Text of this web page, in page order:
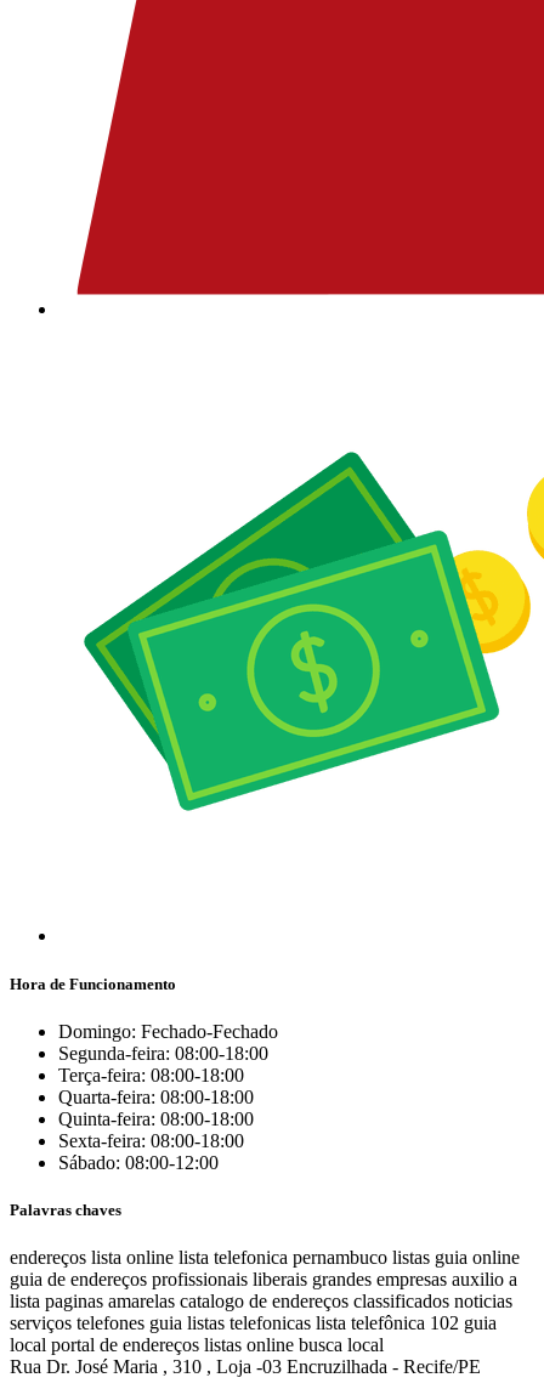
Hora de Funcionamento
Domingo: Fechado-Fechado
Segunda-feira: 08:00-18:00
Terça-feira: 08:00-18:00
Quarta-feira: 08:00-18:00
Quinta-feira: 08:00-18:00
Sexta-feira: 08:00-18:00
Sábado: 08:00-12:00
Palavras chaves
endereços lista online lista telefonica pernambuco listas guia online
guia de endereços profissionais liberais grandes empresas auxilio a
lista paginas amarelas catalogo de endereços classificados noticias
serviços telefones guia listas telefonicas lista telefônica 102 guia
local portal de endereços listas online busca local
Rua Dr. José Maria , 310 , Loja -03 Encruzilhada - Recife/PE